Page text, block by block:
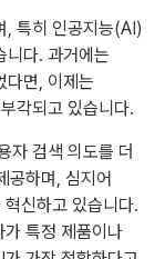
, 특히 인공지능(AI)
니다. 과거에는
다면, 이제는
각되고 있습니다.
자 검색 의도를 더
공하며, 심지어
신하고 있습니다.
특정 제품이나